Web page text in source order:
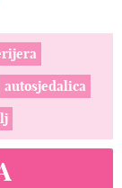
autosjedalica